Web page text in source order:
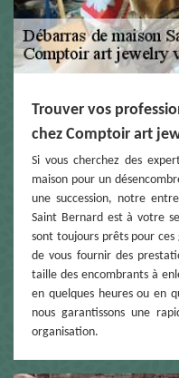
Trouver vos
chez Comptoir art
Si vous cherchez des
maison pour un
une succession, notre
Saint Bernard est à votre
sont toujours prêts pour
de vous fournir des
taille des encombrants à
en quelques heures ou en
nous garantissons une
organisation.